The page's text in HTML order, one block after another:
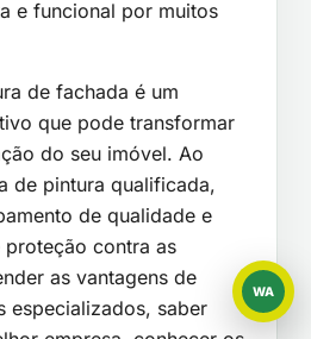
e funcional por muitos
de fachada é um
que pode transformar
do seu imóvel. Ao
de pintura qualificada,
de qualidade e
contra as
as vantagens de
especializados, saber
WA